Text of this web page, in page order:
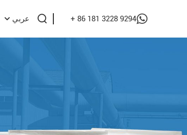
+ 86 181 3228 9294 عربي